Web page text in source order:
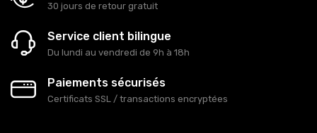
30 jours de retour gratuit
Service client bilingue
Du lundi au vendredi de 9h à 18h
Paiements sécurisés
Certificats SSL / transactions encryptées